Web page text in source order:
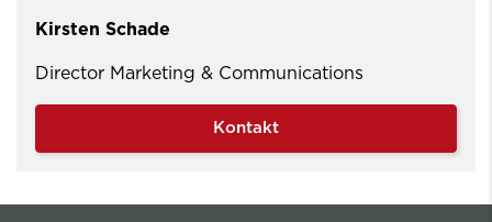
Kirsten Schade
Director Marketing & Communications
Kontakt